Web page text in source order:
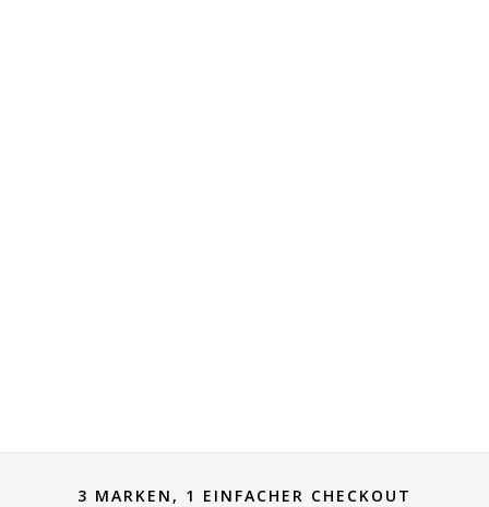
3 MARKEN, 1 EINFACHER CHECKOUT